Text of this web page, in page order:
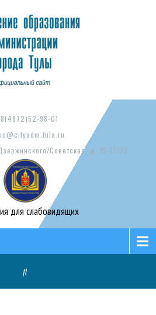
8(4872)52-98-01
Советская, д. 15-17/73
для слабовидящих